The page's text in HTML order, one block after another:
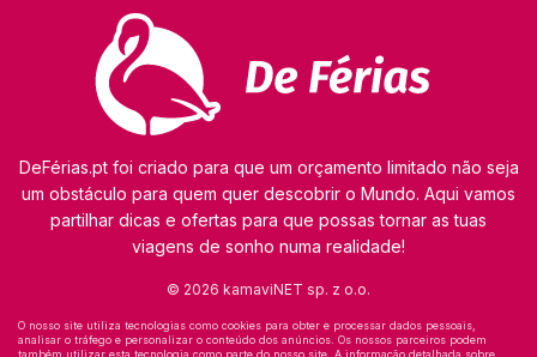
DeFérias.pt foi criado para que um orçamento limitado não seja
um obstáculo para quem quer descobrir o Mundo. Aqui vamos
partilhar dicas e ofertas para que possas tornar as tuas
viagens de sonho numa realidade!
© 2026 kamaviNET sp. z o.o.
O nosso site utiliza tecnologias como cookies para obter e processar dados pessoais,
analisar o tráfego e personalizar o conteúdo dos anúncios. Os nossos parceiros podem
também utilizar esta tecnologia como parte do nosso site. A informação detalhada sobre